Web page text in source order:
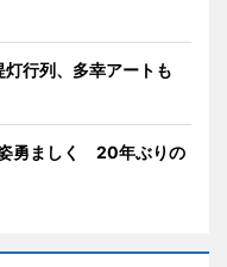
行列、多幸アートも
勇ましく 20年ぶりの